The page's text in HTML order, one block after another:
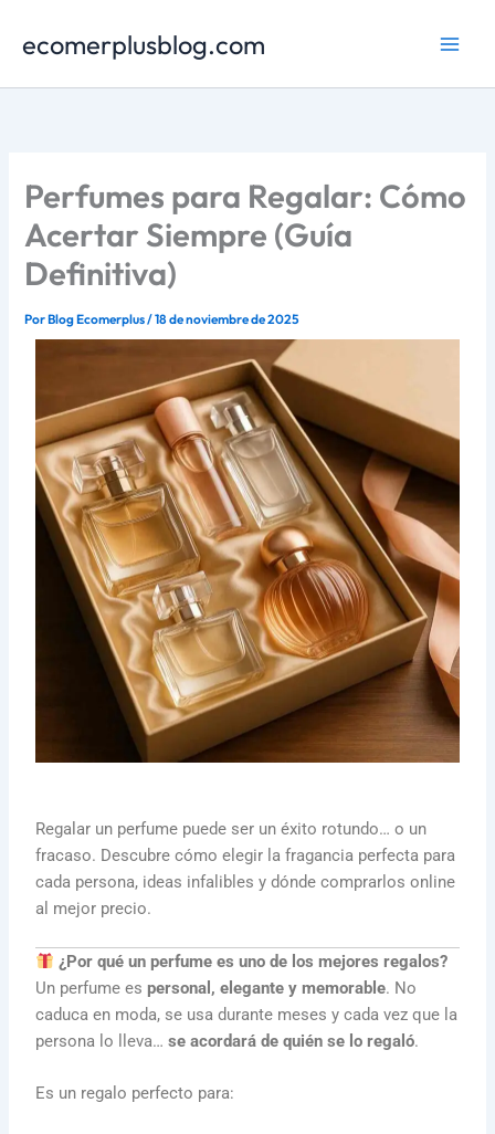
ecomerplusblog.com
Perfumes para Regalar: Cómo
Acertar Siempre (Guía
Definitiva)
PorBlog Ecomerplus/18 de noviembre de 2025
Regalar un perfume puede ser un éxito rotundo… o un
fracaso. Descubre cómo elegir la fragancia perfecta para
cada persona, ideas infalibles y dónde comprarlos online
al mejor precio.
¿Por qué un perfume es uno de los mejores regalos?
Un perfume espersonal, elegante y memorable. No
caduca en moda, se usa durante meses y cada vez que la
persona lo lleva…se acordará de quién se lo regaló.
Es un regalo perfecto para: